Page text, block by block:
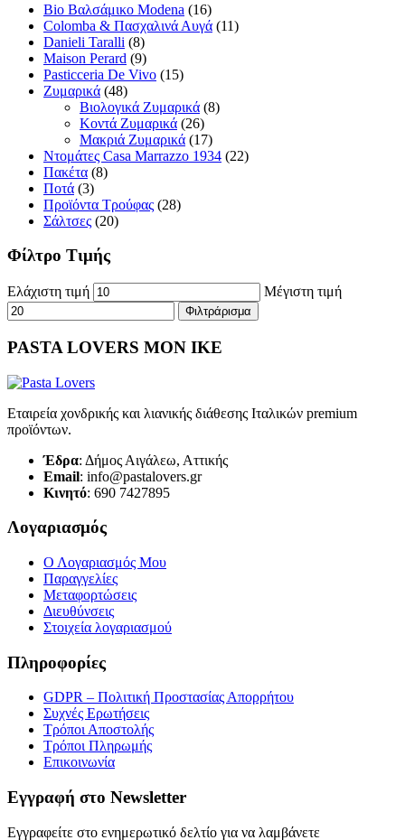
Bio Βαλσάμικο Modena (16)
Colomba & Πασχαλινά Αυγά (11)
Danieli Taralli (8)
Maison Perard (9)
Pasticceria De Vivo (15)
Ζυμαρικά (48)
Βιολογικά Ζυμαρικά (8)
Κοντά Ζυμαρικά (26)
Μακριά Ζυμαρικά (17)
Ντομάτες Casa Marrazzo 1934 (22)
Πακέτα (8)
Ποτά (3)
Προϊόντα Τρούφας (28)
Σάλτσες (20)
Φίλτρο Τιμής
Ελάχιστη τιμή Μέγιστη τιμή
Φιλτράρισμα
PASTA LOVERS ΜΟΝ ΙΚΕ
Εταιρεία χονδρικής και λιανικής διάθεσης Ιταλικών premium
προϊόντων.
Έδρα: Δήμος Αιγάλεω, Αττικής
Email: info@pastalovers.gr
Κινητό: 690 7427895
Λογαριασμός
Ο Λογαριασμός Μου
Παραγγελίες
Μεταφορτώσεις
Διευθύνσεις
Στοιχεία λογαριασμού
Πληροφορίες
GDPR – Πολιτική Προστασίας Απορρήτου
Συχνές Eρωτήσεις
Τρόποι Αποστολής
Τρόποι Πληρωμής
Επικοινωνία
Εγγραφή στο Newsletter
Εγγραφείτε στο ενημερωτικό δελτίο για να λαμβάνετε